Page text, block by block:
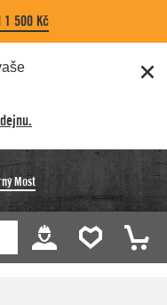
1 500 Kč
Most